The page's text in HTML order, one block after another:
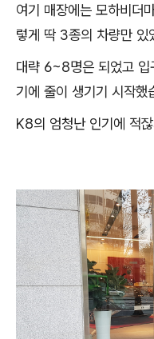
여기 매장에는 모하비더
렇게 딱 3종의 차량만 있
대략 6~8명은 되었고 입
기에 줄이 생기기 시작했
K8의 엄청난 인기에 적